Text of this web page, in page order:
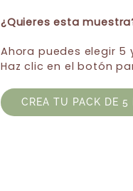
¿Quieres esta
Ahora puedes elegir 5
Haz clic en el botón
CREA TU PACK DE 5